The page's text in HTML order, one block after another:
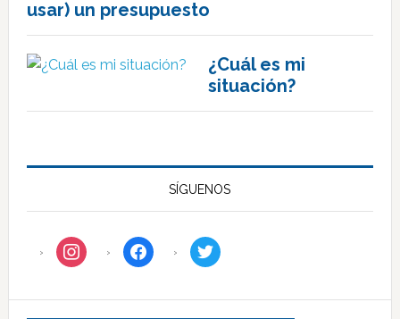
usar) un presupuesto
¿Cuál es mi
situación?
SÍGUENOS
instagram facebook twitter